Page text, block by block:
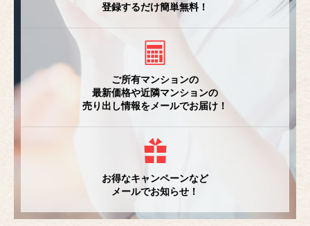
登録するだけ簡単無料！
ご所有マンションの
最新価格や近隣マンションの
売り出し情報をメールでお届け！
お得なキャンペーンなど
メールでお知らせ！